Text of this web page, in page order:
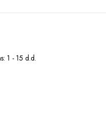
1 - 15 d.d.